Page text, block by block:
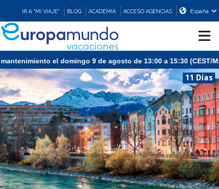
IR A "MI VIAJE" BLOG ACADEMIA ACCESO AGENCIAS España
CRUCEROS
EUROPA
ASIA
ORIENTE
PROMOCIONES
el domingo 9 de agosto de 13:00 a 15:30 (CEST/Madrid).
11 Días